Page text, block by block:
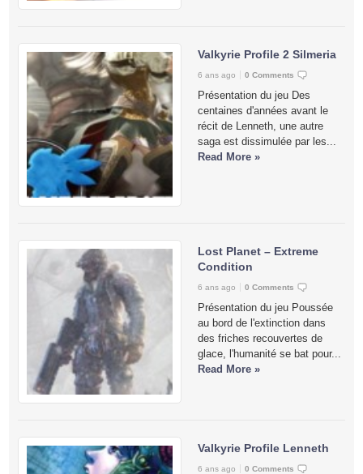
Valkyrie Profile 2 Silmeria
6 ans ago 0 Comments
Présentation du jeu Des
centaines d'années avant le
récit de Lenneth, une autre
saga est dissimulée par les...
Read More »
Lost Planet – Extreme
Condition
6 ans ago 0 Comments
Présentation du jeu Poussée
au bord de l'extinction dans
des friches recouvertes de
glace, l'humanité se bat pour...
Read More »
Valkyrie Profile Lenneth
6 ans ago 0 Comments